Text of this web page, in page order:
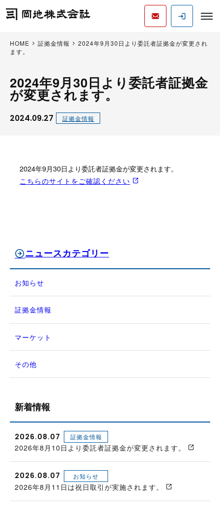
HOME 証拠金情報
2024年9月30日より委託者証拠金が変更され
ます。
2024年9月30日より委託者証拠金
が変更されます。
2024.09.27 証拠金情報
2024年9月30日より委託者証拠金が変更されます。
こちらのサイトをご確認ください
ニュースカテゴリー
お知らせ
証拠金情報
マーケット
その他
新着情報
2026.08.07 証拠金情報
2026年8月10日より委託者証拠金が変更されます。
2026.08.07 お知らせ
2026年8月11日は祝日取引が実施されます。